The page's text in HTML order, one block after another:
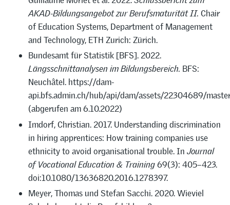
AKAD-Bildungsangebot zur Berufsmaturität II. Chair
of Education Systems, Department of Management
and Technology, ETH Zurich: Zürich.
Bundesamt für Statistik [BFS]. 2022.
Längsschnittanalysen im Bildungsbereich. BFS:
Neuchâtel. https://dam-
api.bfs.admin.ch/hub/api/dam/assets/22304689/
(abgerufen am 6.10.2022)
Imdorf, Christian. 2017. Understanding discrimination
in hiring apprentices: How training companies use
ethnicity to avoid organisational trouble. In Journal
of Vocational Education & Training69(3): 405–423.
doi:10.1080/13636820.2016.1278397.
Meyer, Thomas und Stefan Sacchi. 2020. Wieviel